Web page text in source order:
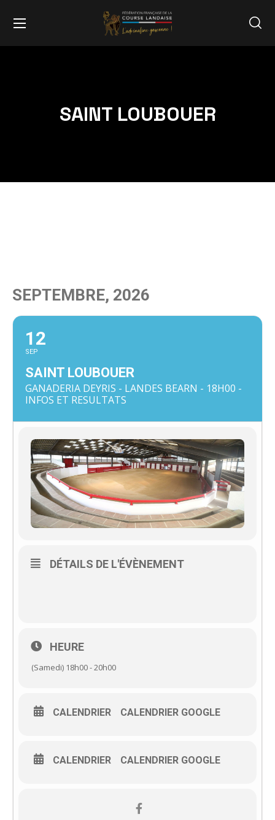
SAINT LOUBOUER
SEPTEMBRE, 2026
12
SEP
SAINT LOUBOUER
GANADERIA DEYRIS - LANDES BEARN - 18H00 -
INFOS ET RESULTATS
DÉTAILS DE L'ÉVÈNEMENT
HEURE
(Samedi) 18h00 - 20h00
CALENDRIER CALENDRIER GOOGLE
CALENDRIER CALENDRIER GOOGLE